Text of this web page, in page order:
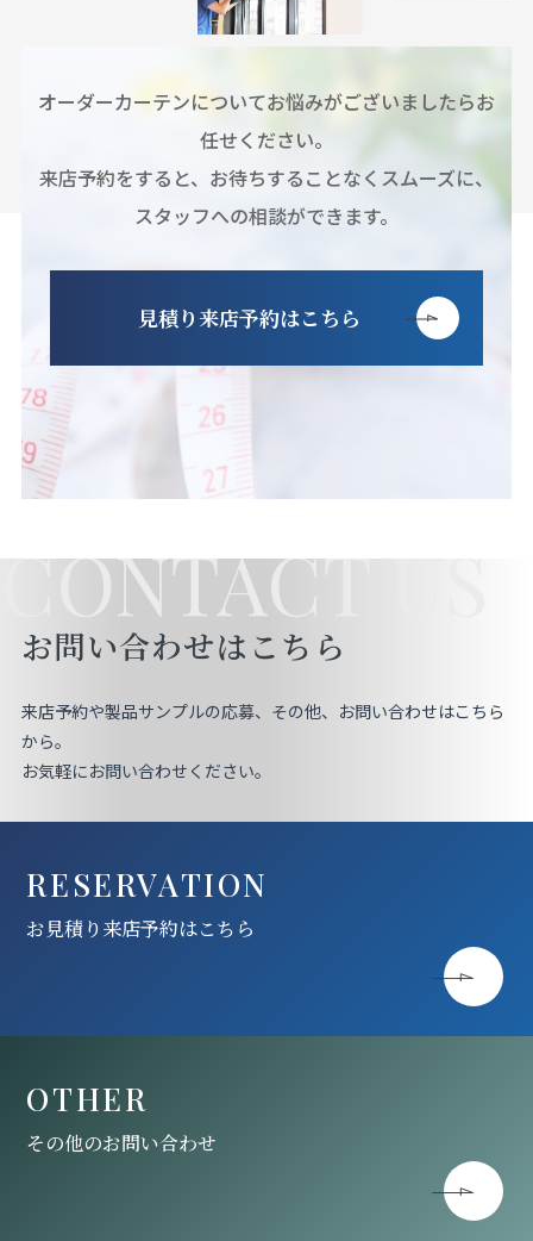
オーダーカーテンについてお悩みがございましたらお
任せください。
来店予約をすると、お待ちすることなくスムーズに、
スタッフへの相談ができます。
見積り来店予約はこちら
CONTACT US
お問い合わせはこちら
来店予約や製品サンプルの応募、その他、お問い合わせはこちら
から。
お気軽にお問い合わせください。
RESERVATION
お見積り来店予約はこちら
OTHER
その他のお問い合わせ